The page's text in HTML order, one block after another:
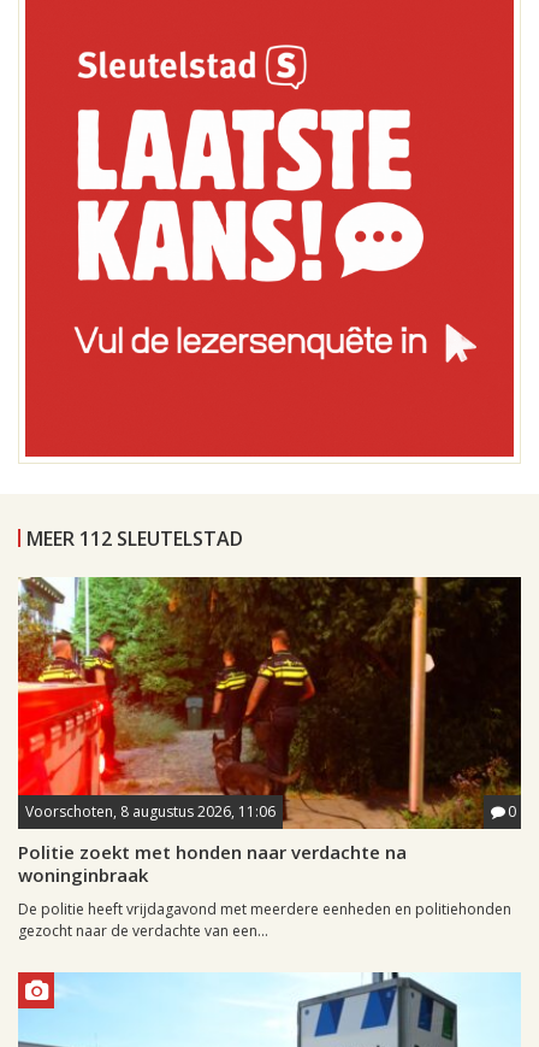
MEER 112 SLEUTELSTAD
Voorschoten, 8 augustus 2026, 11:06 0
Politie zoekt met honden naar verdachte na
woninginbraak
De politie heeft vrijdagavond met meerdere eenheden en politiehonden
gezocht naar de verdachte van een...